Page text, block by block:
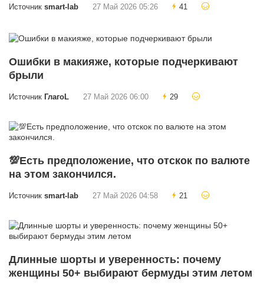
Источник smart-lab 27 Май 2026 05:26 41
Ошибки в макияже, которые подчеркивают
брыли
Источник ГлагоL 27 Май 2026 06:00 29
💯Есть предположение, что отскок по валюте
на этом закончился.
Источник smart-lab 27 Май 2026 04:58 21
Длинные шорты и уверенность: почему
женщины 50+ выбирают бермуды этим летом